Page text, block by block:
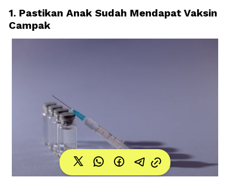
1. Pastikan Anak Sudah Mendapat Vaksin
Campak